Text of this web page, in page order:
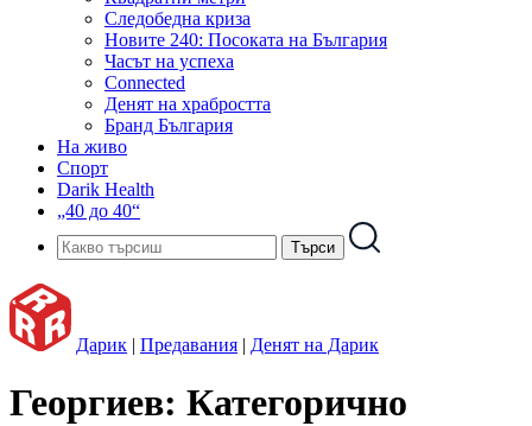
Следобедна криза
Новите 240: Посоката на България
Часът на успеха
Connected
Денят на храбростта
Бранд България
На живо
Спорт
Darik Health
„40 до 40“
Дарик | Предавания | Денят на Дарик
Георгиев: Категорично